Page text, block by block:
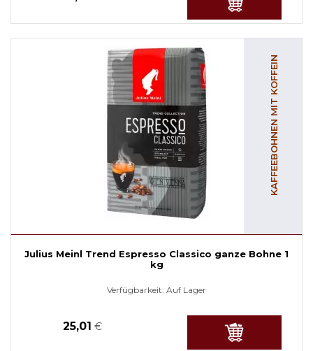
KAFFEEBOHNEN MIT KOFFEIN
Julius Meinl Trend Espresso Classico ganze Bohne 1
kg
Verfügbarkeit: Auf Lager
25,01 €